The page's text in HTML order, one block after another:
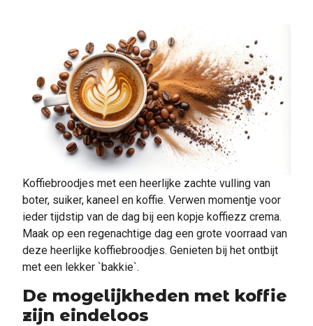
Koffiebroodjes met een heerlijke zachte vulling van
boter, suiker, kaneel en koffie. Verwen momentje voor
ieder tijdstip van de dag bij een kopje koffiezz crema.
Maak op een regenachtige dag een grote voorraad van
deze heerlijke koffiebroodjes. Genieten bij het ontbijt
met een lekker `bakkie`.
De mogelijkheden met koffie
zijn eindeloos